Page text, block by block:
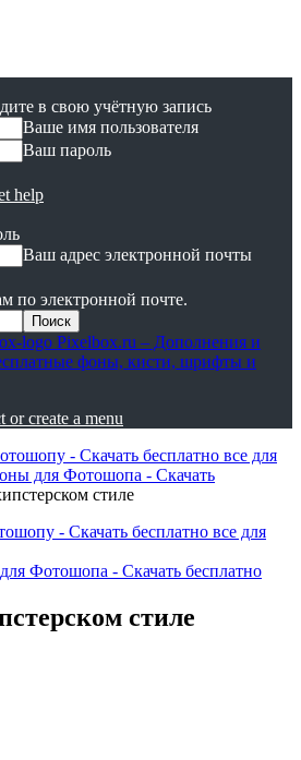
в свою учётную запись
Ваше имя пользователя
Ваш пароль
help
Ваш адрес электронной почты
по электронной почте.
Pixelbox.ru – Дополнения и
фоны, кисти, шрифты и
or create a menu
- Скачать бесплатно все для
для Фотошопа - Скачать
стиле
- Скачать бесплатно все для
Фотошопа - Скачать бесплатно
стиле